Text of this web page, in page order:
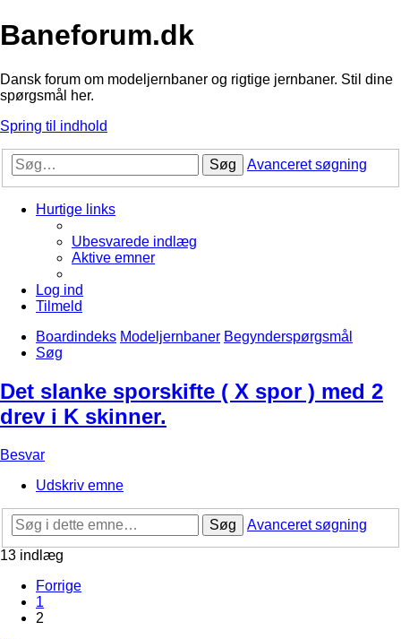
Baneforum.dk
Dansk forum om modeljernbaner og rigtige jernbaner. Stil dine
spørgsmål her.
Spring til indhold
Søg Avanceret søgning
Hurtige links
Ubesvarede indlæg
Aktive emner
Log ind
Tilmeld
Boardindeks Modeljernbaner Begynderspørgsmål
Søg
Det slanke sporskifte ( X spor ) med 2
drev i K skinner.
Besvar
Udskriv emne
Søg
Avanceret søgning
13 indlæg
Forrige
1
2